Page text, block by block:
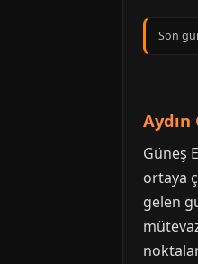
Son
Güneş
ortaya
gelen